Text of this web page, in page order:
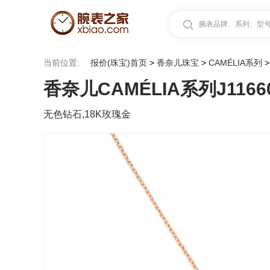
腕表品牌、系列、型
当前位置: 报价(珠宝)首页 > 香奈儿珠宝 > CAMÉLIA系列
香奈儿CAMÉLIA系列
无色钻石,18K玫瑰金